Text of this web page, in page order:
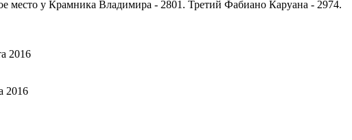
место у Крамника Владимира - 2801. Третий Фабиано Каруана - 2974.